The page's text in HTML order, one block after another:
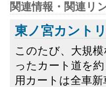
関連情報・関連リ
東ノ宮カント
このたび、大規
ったカート道を
用カートは全車